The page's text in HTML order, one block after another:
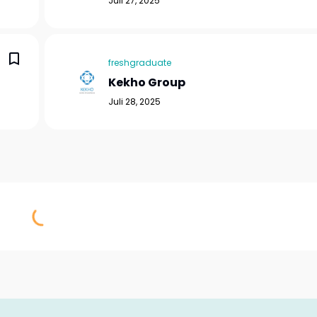
freshgraduate
Kekho Group
Juli 28, 2025